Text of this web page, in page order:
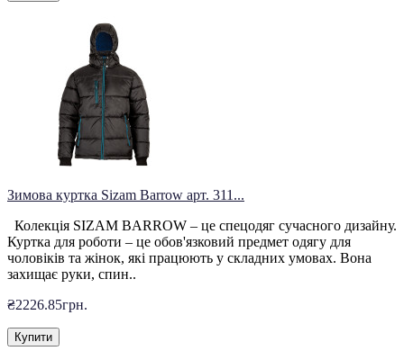
Зимова куртка Sizam Barrow арт. 311...
Колекція SIZAM BARROW – це спецодяг сучасного дизайну.
Куртка для роботи – це обов'язковий предмет одягу для
чоловіків та жінок, які працюють у складних умовах. Вона
захищає руки, спин..
₴2226.85грн.
Купити